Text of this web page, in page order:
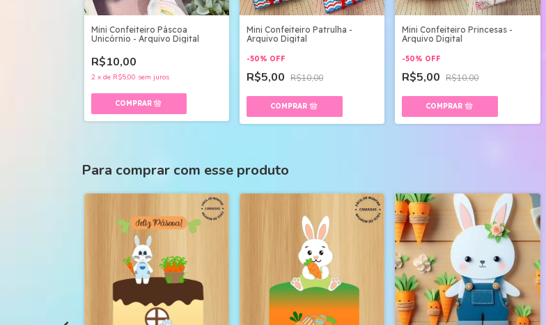
Mini Confeiteiro Páscoa
Unicórnio - Arquivo Digital
R$10,00
2 x de R$5,00 sem juros
Mini Confeiteiro Patrulha -
Arquivo Digital
-50% OFF
R$5,00 R$10,00
Mini Confeiteiro Princesas -
Arquivo Digital
-50% OFF
R$5,00 R$10,00
Para comprar com esse produto